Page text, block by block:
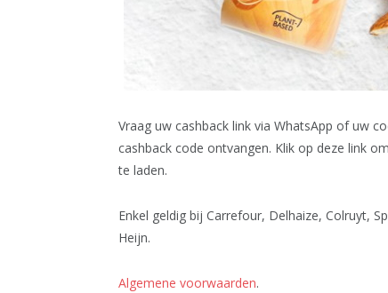
Vraag uw cashback link via WhatsApp of uw
cashback code ontvangen. Klik op deze link
te laden.
Enkel geldig bij Carrefour, Delhaize, Colruyt,
Heijn.
Algemene voorwaarden.